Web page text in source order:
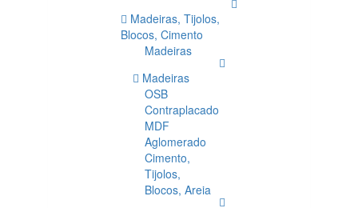
Madeiras, Tijolos,
Blocos, Cimento
Madeiras
Madeiras
OSB
Contraplacado
MDF
Aglomerado
Cimento,
Tijolos,
Blocos, Areia